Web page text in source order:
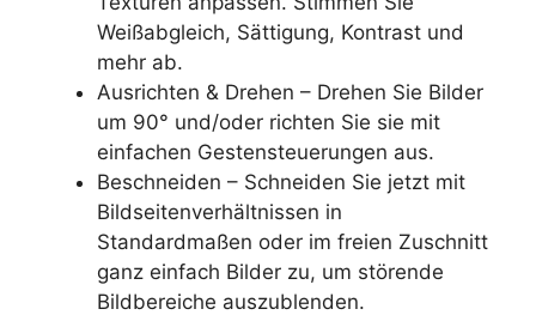
Weißabgleich, Sättigung, Kontrast und
mehr ab.
Ausrichten & Drehen – Drehen Sie Bilder
um 90° und/oder richten Sie sie mit
einfachen Gestensteuerungen aus.
Beschneiden – Schneiden Sie jetzt mit
Bildseitenverhältnissen in
Standardmaßen oder im freien Zuschnitt
ganz einfach Bilder zu, um störende
Bildbereiche auszublenden.